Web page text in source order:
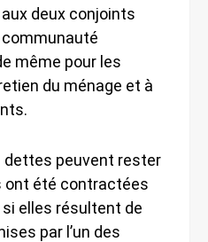
deux conjoints
même pour les
du ménage et à
peuvent rester
ont été contractées
elles résultent de
par l’un des